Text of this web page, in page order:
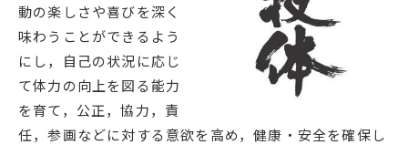
事務室より
在校生の皆さんへ
保護者の方へ
本校のPTA活動
地域の皆様へ
教育関係者の方へ
動の楽しさや喜びを深く
味わうことができるよう
にし，自己の状況に応じ
て体力の向上を図る能力
を育て，公正，協力，責
任，参画などに対する意欲を高め，健康・安全を確保し